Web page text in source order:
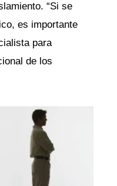
“Si se
es importante
para
de los